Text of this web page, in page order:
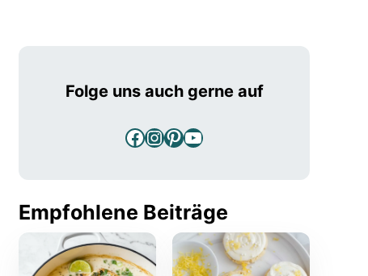
Folge uns auch gerne auf
Facebook
Instagram
Pinterest
YouTube
Empfohlene Beiträge